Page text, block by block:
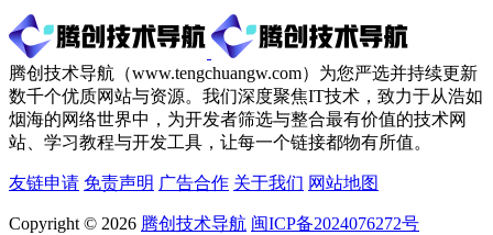
腾创技术导航（www.tengchuangw.com）为您严选并持续更新
数千个优质网站与资源。我们深度聚焦IT技术，致力于从浩如
烟海的网络世界中，为开发者筛选与整合最有价值的技术网
站、学习教程与开发工具，让每一个链接都物有所值。
友链申请 免责声明 广告合作 关于我们 网站地图
Copyright © 2026 腾创技术导航 闽ICP备2024076272号